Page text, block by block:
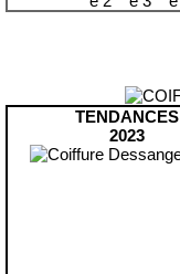
TENDANCES
2023